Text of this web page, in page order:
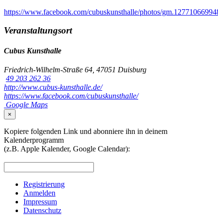
https://www.facebook.com/cubuskunsthalle/photos/
Veranstaltungsort
Cubus Kunsthalle
Friedrich-Wilhelm-Straße 64, 47051 Duisburg
49 203 262 36
http://www.cubus-kunsthalle.de/
https://www.facebook.com/cubuskunsthalle/
Google Maps
×
Kopiere folgenden Link und abonniere ihn in deinem
Kalenderprogramm
(z.B. Apple Kalender, Google Calendar):
Registrierung
Anmelden
Impressum
Datenschutz